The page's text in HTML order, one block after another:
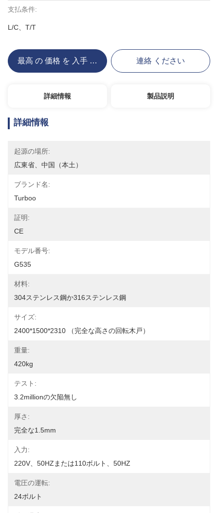
支払条件:
L/C、T/T
最高 の 価格 を 入手 する 連絡 ください
詳細情報 製品説明
詳細情報
起源の場所:
広東省、中国（本土）
ブランド名:
Turboo
証明:
CE
モデル番号:
G535
材料:
304ステンレス鋼か316ステンレス鋼
サイズ:
2400*1500*2310 （完全な高さの回転木戸）
重量:
420kg
テスト:
3.2millionの欠陥無し
厚さ:
完全な1.5mm
入力:
220V、50HZまたは110ボルト、50HZ
電圧の運転:
24ボルト